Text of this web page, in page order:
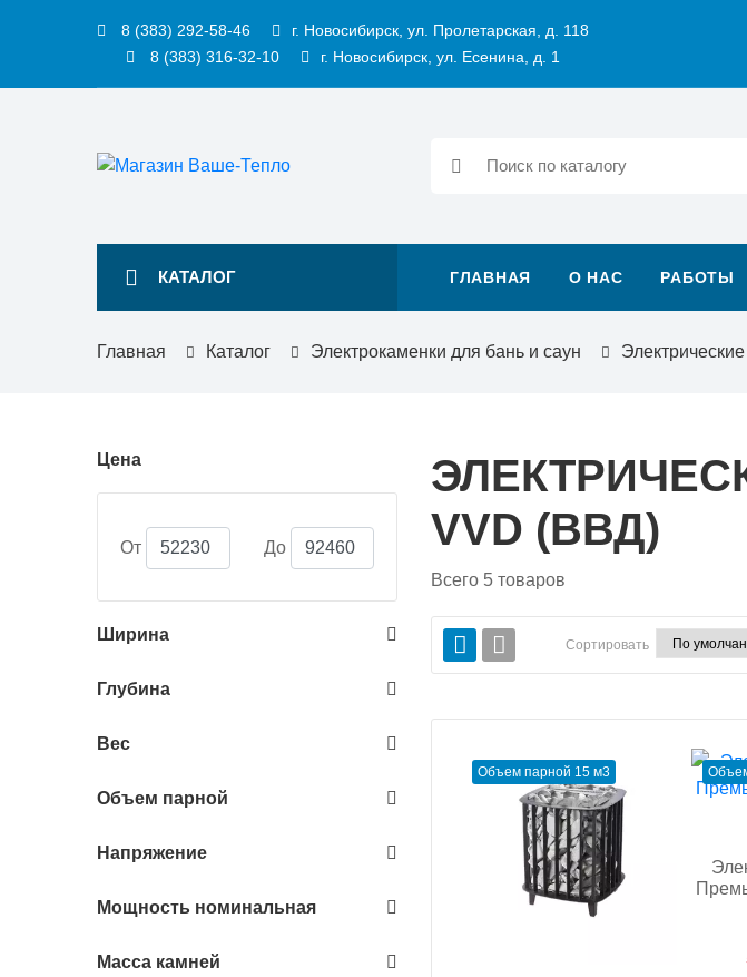
8 (383) 292-58-46
г. Новосибирск, ул. Пролетарская, д. 118
8 (383) 316-32-10
г. Новосибирск, ул. Есенина, д. 1
КАТАЛОГ ГЛАВНАЯ О НАС РАБОТЫ
Главная Каталог Электрокаменки для бань и саун
Цена
От До
Ширина
Глубина
Вес
Объем парной
Напряжение
Мощность номинальная
Масса камней
VVD (ВВД)
Всего 5 товаров
Сортировать
Объем парной 15 м3